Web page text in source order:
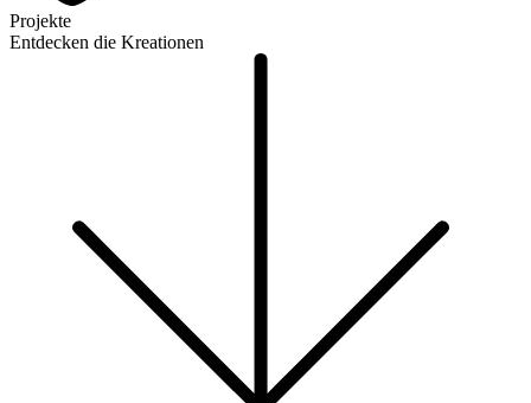
Projekte
Entdecken die Kreationen